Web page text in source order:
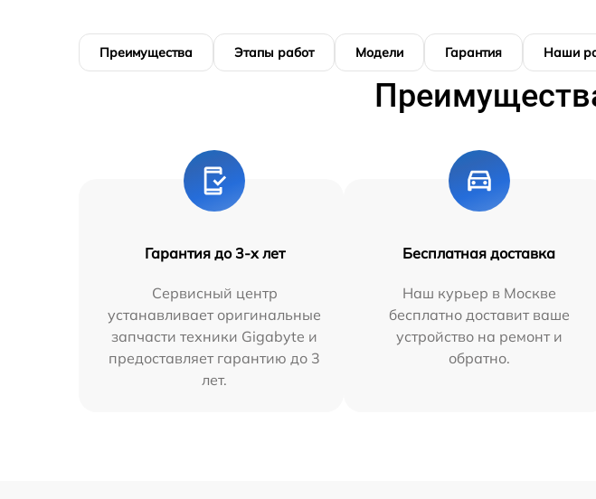
Преимущества Этапы работ Модели Гарантия Наши
Гарантия до 3-х лет
Сервисный центр
устанавливает оригинальные
запчасти техники Gigabyte и
предоставляет гарантию до 3
лет.
Бесплатная доставка
Наш курьер в Москве
бесплатно доставит ваше
устройство на ремонт и
обратно.